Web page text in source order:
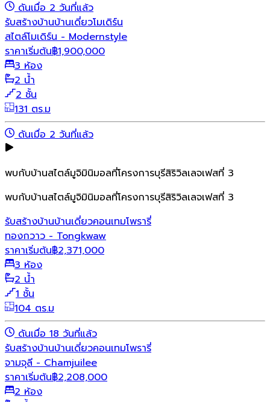
ดันเมื่อ 2 วันที่แล้ว
รับสร้างบ้านบ้านเดี่ยวโมเดิร์น
สไตล์โมเดิร์น - Modernstyle
ราคาเริ่มต้น฿1,900,000
3 ห้อง
2 น้ำ
2 ชั้น
131 ตร.ม
ดันเมื่อ 2 วันที่แล้ว
พบกับบ้านสไตล์มูจิมินิมอลที่โครงการบุรีสิริวิลเลจเฟสที่ 3
พบกับบ้านสไตล์มูจิมินิมอลที่โครงการบุรีสิริวิลเลจเฟสที่ 3
รับสร้างบ้านบ้านเดี่ยวคอนเทมโพรารี่
ทองกวาว - Tongkwaw
ราคาเริ่มต้น฿2,371,000
3 ห้อง
2 น้ำ
1 ชั้น
104 ตร.ม
ดันเมื่อ 18 วันที่แล้ว
รับสร้างบ้านบ้านเดี่ยวคอนเทมโพรารี่
จามจุลี - Chamjuilee
ราคาเริ่มต้น฿2,208,000
2 ห้อง